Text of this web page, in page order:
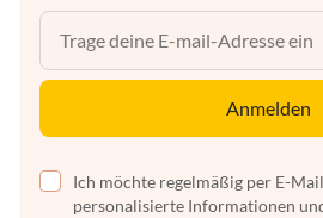
Anmelden
Ich möchte regelmäßig per E-
personalisierte Informationen